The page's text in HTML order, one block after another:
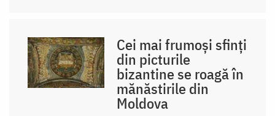
Cei mai frumoși sfinți
din picturile
bizantine se roagă în
mănăstirile din
Moldova